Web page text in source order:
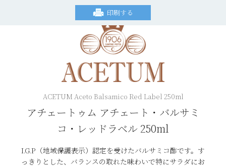
印刷する
ACETUM Aceto Balsamico Red Label 250ml
アチェートゥム アチェート・バルサミ
コ・レッドラベル 250ml
I.G.P（地域保護表示）認定を受けたバルサミコ酢です。す
っきりとした、バランスの取れた味わいで特にサラダにお